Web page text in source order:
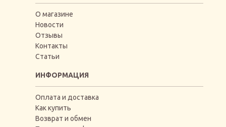
О магазине
Новости
Отзывы
Контакты
Статьи
ИНФОРМАЦИЯ
Оплата и доставка
Как купить
Возврат и обмен